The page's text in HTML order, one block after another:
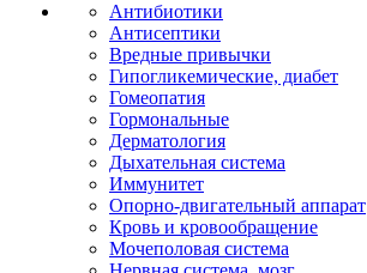
Антибиотики
Антисептики
Вредные привычки
Гипогликемические, диабет
Гомеопатия
Гормональные
Дерматология
Дыхательная система
Иммунитет
Опорно-двигательный аппарат
Кровь и кровообращение
Мочеполовая система